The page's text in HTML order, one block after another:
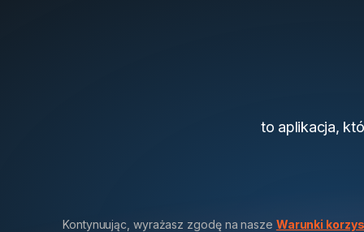
to aplikacja,
Kontynuując, wyrażasz zgodę na nasze Warunki